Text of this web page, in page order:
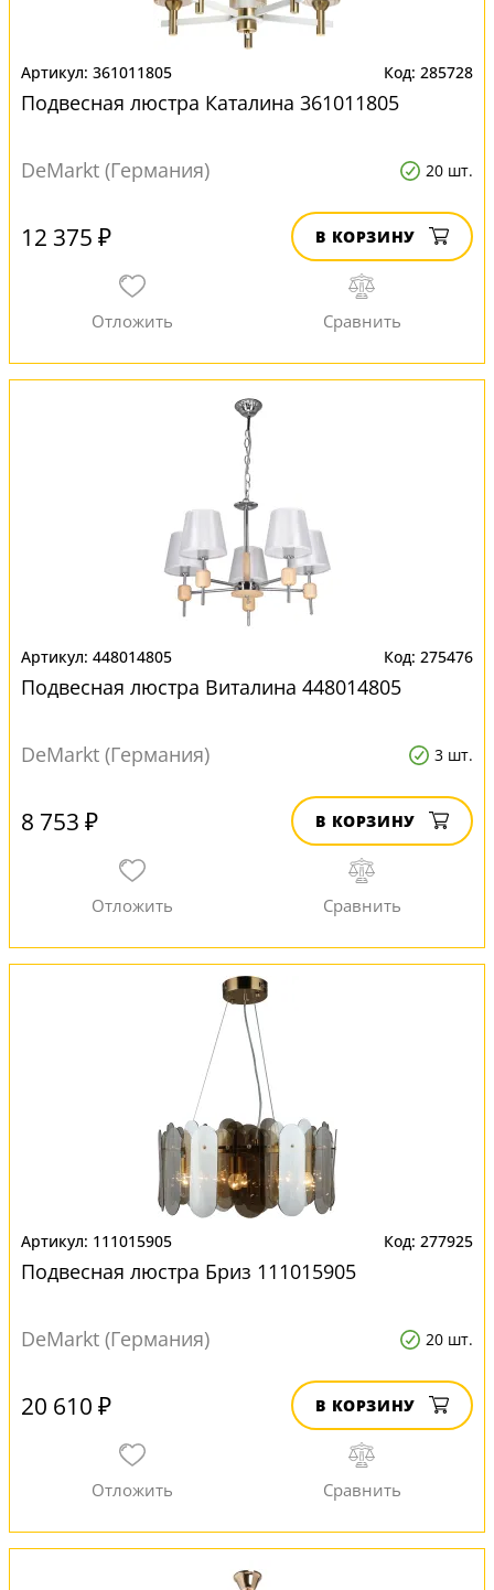
361011805 285728
Подвесная люстра Каталина 361011805
DeMarkt (Германия) 20 шт.
12 375 ₽ В КОРЗИНУ
448014805 275476
Подвесная люстра Виталина 448014805
DeMarkt (Германия) 3 шт.
8 753 ₽ В КОРЗИНУ
111015905 277925
Подвесная люстра Бриз 111015905
DeMarkt (Германия) 20 шт.
20 610 ₽ В КОРЗИНУ